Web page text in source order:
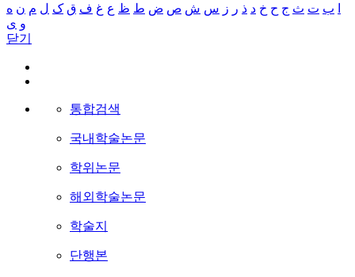
ب ت ث ج ح خ د ذ ر ز س ش ص ض ط ظ ع غ ف ق ک ل م ن ه
و ی
닫기
통합검색
국내학술논문
학위논문
해외학술논문
학술지
단행본